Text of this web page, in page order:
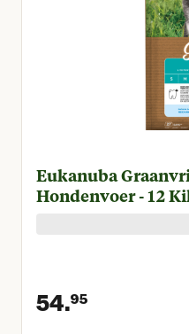
Eukanuba
Hondenvoer - 12
54.95